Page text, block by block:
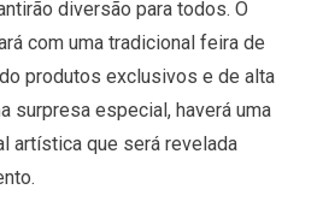
diversão para todos. O
com uma tradicional feira de
produtos exclusivos e de alta
surpresa especial, haverá uma
artística que será revelada